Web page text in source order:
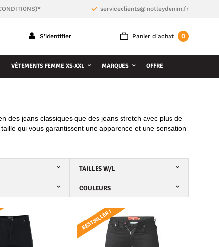
serviceclients@motleydenim.fr
Panier d'achat 0
S'identifier
VÊTEMENTS FEMME XS-XXL MARQUES OFFRE
des jeans classiques que des jeans stretch avec plus de
qui vous garantissent une apparence et une sensation
TAILLES W/L
COULEURS
BESTSELLER !